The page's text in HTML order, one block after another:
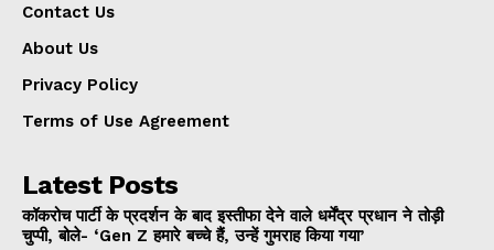
Contact Us
About Us
Privacy Policy
Terms of Use Agreement
Latest Posts
कॉकरोच पार्टी के प्रदर्शन के बाद इस्तीफा देने वाले धर्मेंद्र प्रधान ने तोड़ी
चुप्पी, बोले- ‘Gen Z हमारे बच्चे हैं, उन्हें गुमराह किया गया’